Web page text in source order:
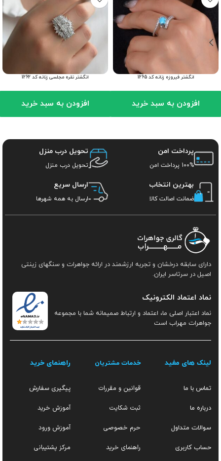
انگشتر فیروزه زنانه کد 1265
افزودن به سبد خرید
انگشتر نقره مجلسی زنانه کد 1262
افزودن به سبد خرید
پرداخت امن
100% پرداخت امن
تحویل درب منزل
تحویل درب منزل
بهترین انتخاب
ضمانت اصالت کالا
ارسال سریع
ارسال به همه شهرها
دارای سابقه درخشان و تجربه ارزشمند در ارائه جواهرات و سنگهای زینتی
اصیل در سرتاسر ایران.
نماد اعتماد الکترونیک
نماد اعتبار اصلی ما، اعتماد و ارتباط صمیمانه شما با مجموعه
جواهرات مهراب است
لینک های مفید
تماس با ما
درباره ما
سوالات متداول
حساب کاربری
خدمات مشتریان
قوانین و مقررات
ثبت شکایت
حرم خصوصی
راهنمای خرید
راهنمای خرید
پیگیری سفارش
آموزش خرید
آموزش ورود
مرکز پشتیبانی